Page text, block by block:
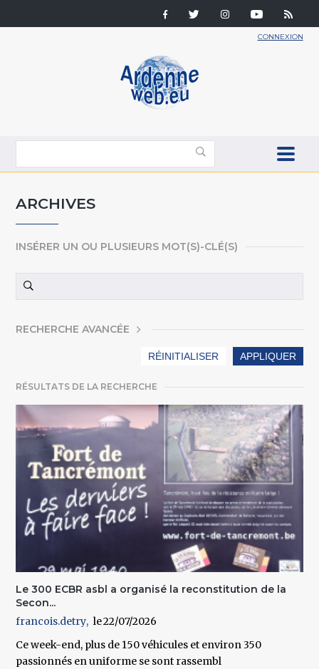
CONNEXION
ARCHIVES
INSÉRER UN OU PLUSIEURS MOT(S)-CLÉ(S)
AFFICHER
RECHERCHE AVANCÉE
RÉSULTATS DE LA RECHERCHE
Le 300 ECBR asbl a organisé la reconstitution de la
Secon...
francois.detry
22/07/2026
Ce week-end, plus de 150 véhicules et environ 350
passionnés en uniforme se sont rassembl